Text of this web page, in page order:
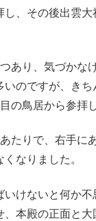
し、その後出雲
あり、気づかな
いのですが、きち
の鳥居から参拝
たりで、右手に
なりました。
いけないと何か不
、本殿の正面と